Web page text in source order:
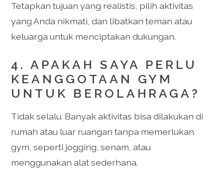
Tetapkan tujuan yang realistis, pilih aktivitas
yang Anda nikmati, dan libatkan teman atau
keluarga untuk menciptakan dukungan.
4. APAKAH SAYA PERLU
KEANGGOTAAN GYM
UNTUK BEROLAHRAGA?
Tidak selalu. Banyak aktivitas bisa dilakukan di
rumah atau luar ruangan tanpa memerlukan
gym, seperti jogging, senam, atau
menggunakan alat sederhana.